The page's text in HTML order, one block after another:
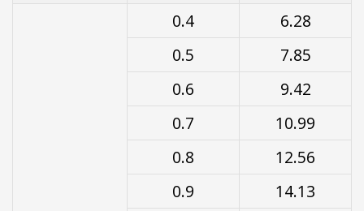
0.4
6.28
0.5
7.85
0.6
9.42
0.7
10.99
0.8
12.56
0.9
14.13